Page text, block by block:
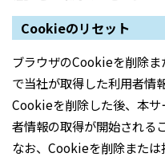
Cookieのリセット
ブラウザのCookieを削除
で当社が取得した利用者情
Cookieを削除した後、本
者情報の取得が開始される
なお、Cookieを削除また